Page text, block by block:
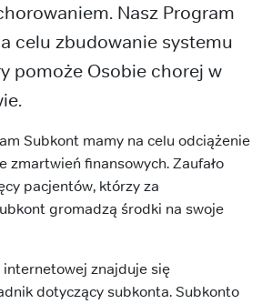
Nasz Program
celu zbudowanie systemu
pomoże Osobie chorej w
Subkont mamy na celu odciążenie
zmartwień finansowych. Zaufało
pacjentów, którzy za
gromadzą środki na swoje
znajduje się
dotyczący subkonta. Subkonto